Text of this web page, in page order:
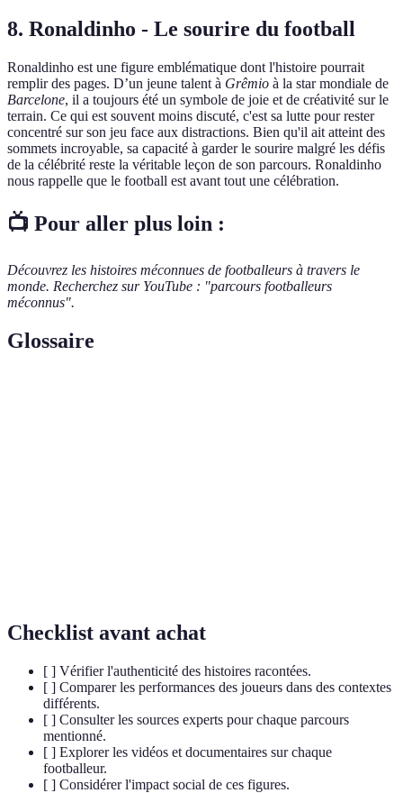
8. Ronaldinho - Le sourire du football
Ronaldinho est une figure emblématique dont l'histoire pourrait
remplir des pages. D’un jeune talent à Grêmio à la star mondiale de
Barcelone, il a toujours été un symbole de joie et de créativité sur le
terrain. Ce qui est souvent moins discuté, c'est sa lutte pour rester
concentré sur son jeu face aux distractions. Bien qu'il ait atteint des
sommets incroyable, sa capacité à garder le sourire malgré les défis
de la célébrité reste la véritable leçon de son parcours. Ronaldinho
nous rappelle que le football est avant tout une célébration.
📺 Pour aller plus loin :
Découvrez les histoires méconnues de footballeurs à travers le
monde. Recherchez sur YouTube : "parcours footballeurs
méconnus".
Glossaire
Checklist avant achat
[ ] Vérifier l'authenticité des histoires racontées.
[ ] Comparer les performances des joueurs dans des contextes
différents.
[ ] Consulter les sources experts pour chaque parcours
mentionné.
[ ] Explorer les vidéos et documentaires sur chaque
footballeur.
[ ] Considérer l'impact social de ces figures.